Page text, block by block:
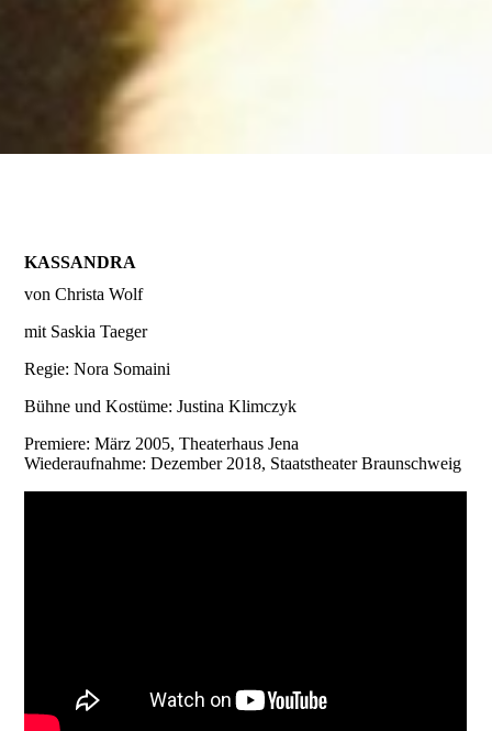
KASSANDRA
von Christa Wolf
mit Saskia Taeger
Regie: Nora Somaini
Bühne und Kostüme: Justina Klimczyk
Premiere: März 2005, Theaterhaus Jena
Wiederaufnahme: Dezember 2018, Staatstheater Braunschweig